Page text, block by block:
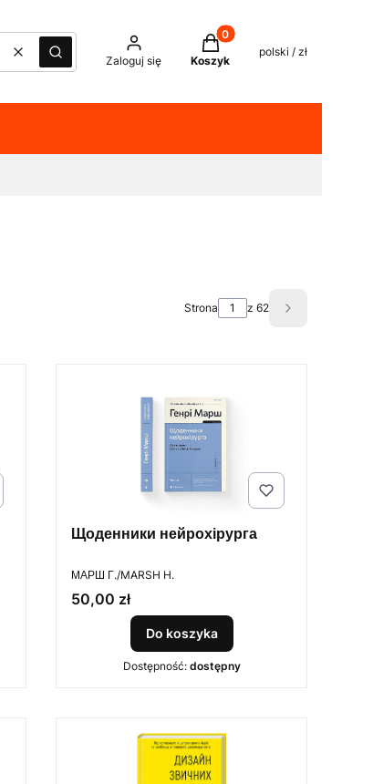
WyczyśćSzukaj Zaloguj się
Produkty w koszyku: 0.
Koszyk
polski / zł
Strona z 62 Następne
Щоденники нейрохірурга
PRODUCENT
МАРШ Г./MARSH H.
Cena
50,00 zł
Do koszyka
Dostępność: dostępny